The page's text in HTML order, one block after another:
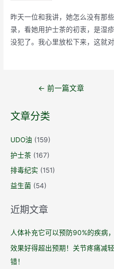
昨天一位和我讲，她怎么没有那
录，看她用护士茶的初衷，是湿
没犯了。我心里放松下来，这就对
导
航
← 前一篇文章
文章分类
UDO油 (159)
护士茶 (167)
排毒纪实 (151)
益生菌 (54)
近期文章
人体补充它可以预防90%的疾病
效果好得超出预期！关节疼痛减
错！